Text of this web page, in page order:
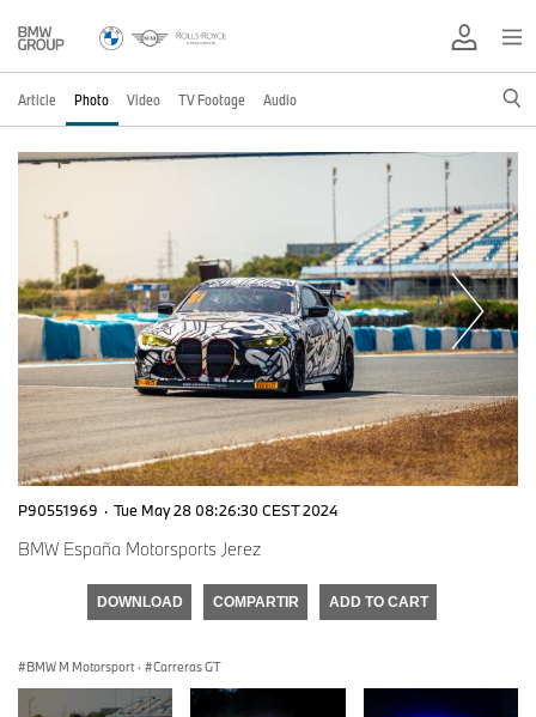
Article Photo Video TV Footage Audio
P90551969 · Tue May 28 08:26:30 CEST 2024
BMW España Motorsports Jerez
DOWNLOAD COMPARTIR ADD TO CART
BMW M Motorsport · Carreras GT